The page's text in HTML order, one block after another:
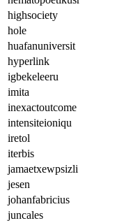
highsociety
hole
huafanuniversit
hyperlink
igbekeleeru
imita
inexactoutcome
intensiteioniqu
iretol
iterbis
jamaetxewpsizli
jesen
johanfabricius
juncales